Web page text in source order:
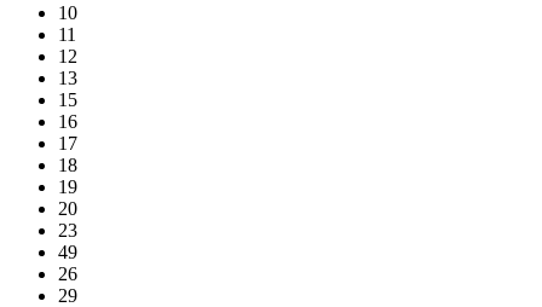
10
11
12
13
15
16
17
18
19
20
23
49
26
29